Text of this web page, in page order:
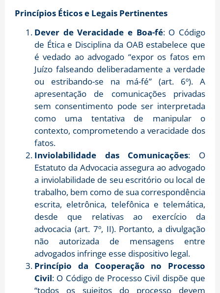
Princípios Éticos e Legais Pertinentes
Dever de Veracidade e Boa-fé: O Código
de Ética e Disciplina da OAB estabelece que
é vedado ao advogado “expor os fatos em
Juízo falseando deliberadamente a verdade
ou estribando-se na má-fé” (art. 6º). A
apresentação de comunicações privadas
sem consentimento pode ser interpretada
como uma tentativa de manipular o
contexto, comprometendo a veracidade dos
fatos.
Inviolabilidade das Comunicações: O
Estatuto da Advocacia assegura ao advogado
a inviolabilidade de seu escritório ou local de
trabalho, bem como de sua correspondência
escrita, eletrônica, telefônica e telemática,
desde que relativas ao exercício da
advocacia (art. 7º, II). Portanto, a divulgação
não autorizada de mensagens entre
advogados infringe esse dispositivo legal.
Princípio da Cooperação no Processo
Civil: O Código de Processo Civil dispõe que
“todos os sujeitos do processo devem